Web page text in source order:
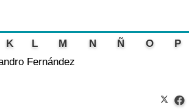
K L M N Ñ O P
Fernández